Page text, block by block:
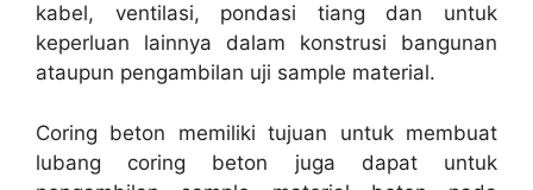
kabel, ventilasi, pondasi tiang dan untuk
keperluan lainnya dalam konstrusi bangunan
ataupun pengambilan uji sample material.
Coring beton memiliki tujuan untuk membuat
lubang coring beton juga dapat untuk